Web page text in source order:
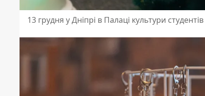
13 грудня у Дніпрі в Палаці культури